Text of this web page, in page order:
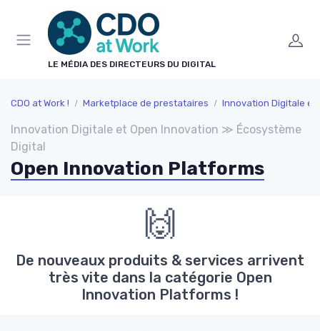
LE MÉDIA DES DIRECTEURS DU DIGITAL
CDO at Work ! Marketplace de prestataires Innovation Digitale et Open
Innovation Digitale et Open Innovation ≫ Écosystème
Digital
Open Innovation Platforms
🙌
De nouveaux produits & services arrivent
très vite dans la catégorie Open
Innovation Platforms !
Panneau de gestion des cookies